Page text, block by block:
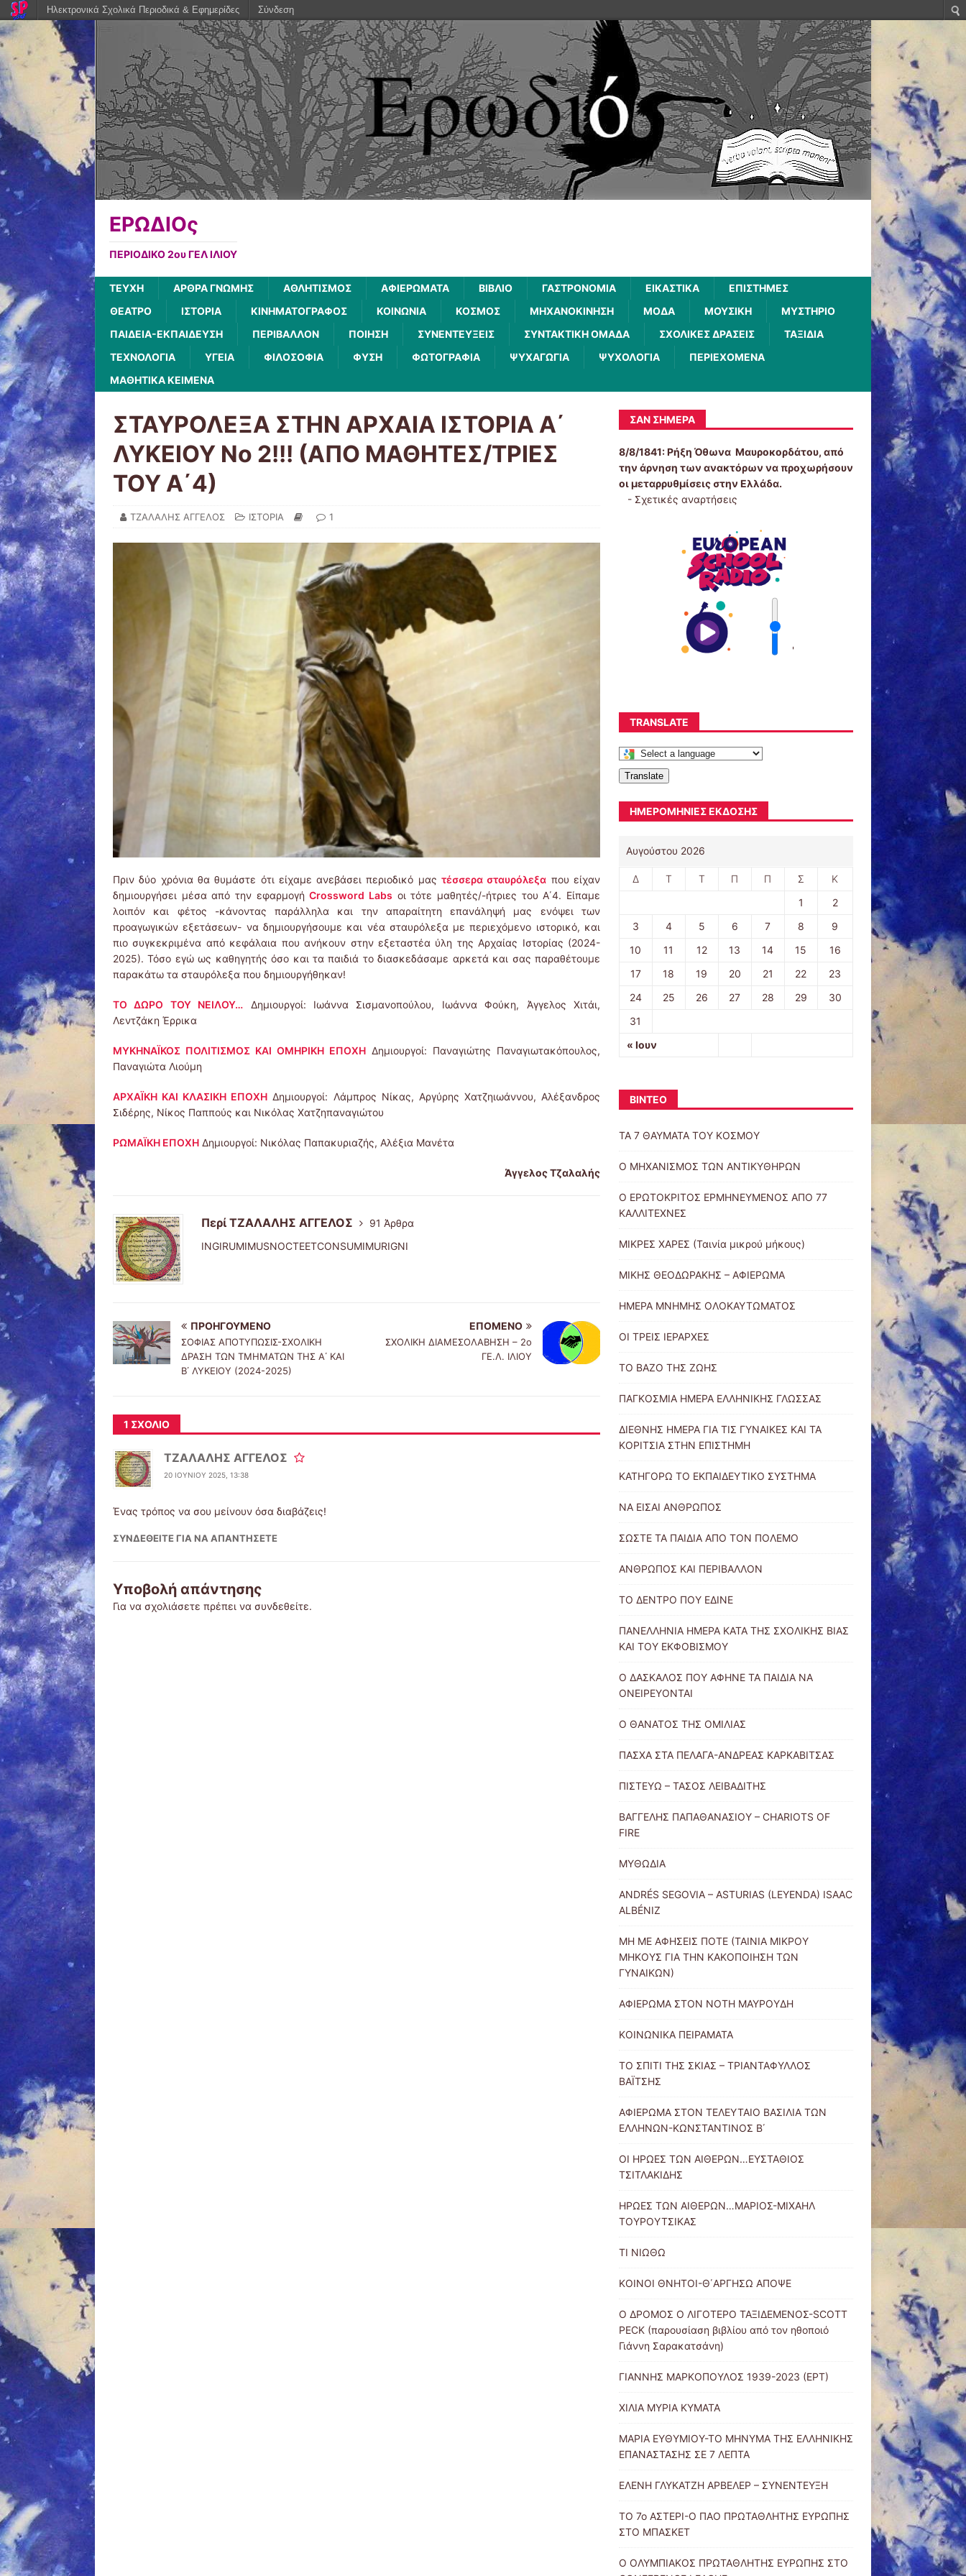
ΕΡΩΔΙΟς
ΠΕΡΙΟΔΙΚΟ 2ου ΓΕΛ ΙΛΙΟΥ
ΤΕΥΧΗ ΑΡΘΡΑ ΓΝΩΜΗΣ ΑΘΛΗΤΙΣΜΟΣ ΑΦΙΕΡΩΜΑΤΑ ΒΙΒΛΙΟ ΓΑΣΤΡΟΝΟΜΙΑ ΕΙΚΑΣΤΙΚΑ
ΕΠΙΣΤΗΜΕΣ
ΘΕΑΤΡΟ
ΙΣΤΟΡΙΑ ΚΙΝΗΜΑΤΟΓΡΑΦΟΣ ΚΟΙΝΩΝΙΑ ΚΟΣΜΟΣ ΜΗΧΑΝΟΚΙΝΗΣΗ ΜΟΔΑ ΜΟΥΣΙΚΗ
ΜΥΣΤΗΡΙΟ
ΠΑΙΔΕΙΑ-ΕΚΠΑΙΔΕΥΣΗ
ΠΕΡΙΒΑΛΛΟΝ ΠΟΙΗΣΗ ΣΥΝΕΝΤΕΥΞΕΙΣ ΣΥΝΤΑΚΤΙΚΗ ΟΜΑΔΑ ΣΧΟΛΙΚΕΣ ΔΡΑΣΕΙΣ
ΤΑΞΙΔΙΑ
ΤΕΧΝΟΛΟΓΙΑ
ΥΓΕΙΑ ΦΙΛΟΣΟΦΙΑ ΦΥΣΗ ΦΩΤΟΓΡΑΦΙΑ ΨΥΧΑΓΩΓΙΑ ΨΥΧΟΛΟΓΙΑ
ΠΕΡΙΕΧΟΜΕΝΑ
ΜΑΘΗΤΙΚΑ ΚΕΙΜΕΝΑ
ΣΤΑΥΡΟΛΕΞΑ ΣΤΗΝ ΑΡΧΑΙΑ ΙΣΤΟΡΙΑ Α΄
ΛΥΚΕΙΟΥ Νο 2!!! (ΑΠΟ ΜΑΘΗΤΕΣ/ΤΡΙΕΣ
ΤΟΥ Α΄4)
ΤΖΑΛΑΛΗΣ ΑΓΓΕΛΟΣ ΙΣΤΟΡΙΑ 1
Πριν δύο χρόνια θα θυμάστε ότι είχαμε ανεβάσει περιοδικό μαςτέσσερα σταυρόλεξα που είχαν
δημιουργήσει μέσα από την εφαρμογήCrossword Labs οι τότε μαθητές/-ήτριες του Α΄4. Είπαμε
λοιπόν και φέτος -κάνοντας παράλληλα και την απαραίτητη επανάληψή μας ενόψει των
προαγωγικών εξετάσεων- να δημιουργήσουμε και νέα σταυρόλεξα με περιεχόμενο ιστορικό, και
πιο συγκεκριμένα από κεφάλαια που ανήκουν στην εξεταστέα ύλη της Αρχαίας Ιστορίας (2024-
2025). Τόσο εγώ ως καθηγητής όσο και τα παιδιά το διασκεδάσαμε αρκετά και σας παραθέτουμε
παρακάτω τα σταυρόλεξα που δημιουργήθηκαν!
ΤΟ ΔΩΡΟ ΤΟΥ ΝΕΙΛΟΥ… Δημιουργοί: Ιωάννα Σισμανοπούλου, Ιωάννα Φούκη, Άγγελος Χιτάι,
Λεντζάκη Έρρικα
ΜΥΚΗΝΑΪΚΟΣ ΠΟΛΙΤΙΣΜΟΣ ΚΑΙ ΟΜΗΡΙΚΗ ΕΠΟΧΗ Δημιουργοί: Παναγιώτης Παναγιωτακόπουλος,
Παναγιώτα Λιούμη
ΑΡΧΑΪΚΗ ΚΑΙ ΚΛΑΣΙΚΗ ΕΠΟΧΗ Δημιουργοί: Λάμπρος Νίκας, Αργύρης Χατζηιωάννου, Αλέξανδρος
Σιδέρης, Νίκος Παππούς και Νικόλας Χατζηπαναγιώτου
ΡΩΜΑΪΚΗ ΕΠΟΧΗ Δημιουργοί: Νικόλας Παπακυριαζής, Αλέξια Μανέτα
Άγγελος Τζαλαλής
Περί ΤΖΑΛΑΛΗΣ ΑΓΓΕΛΟΣ
91 Άρθρα
INGIRUMIMUSNOCTEETCONSUMIMURIGNI
ΠΡΟΗΓΟΎΜΕΝΟ
ΣΟΦΙΑΣ ΑΠΟΤΥΠΩΣΙΣ-ΣΧΟΛΙΚΗ
ΔΡΑΣΗ ΤΩΝ ΤΜΗΜΑΤΩΝ ΤΗΣ Α΄ ΚΑΙ
Β΄ ΛΥΚΕΙΟΥ (2024-2025)
ΕΠΌΜΕΝΟ
ΣΧΟΛΙΚΗ ΔΙΑΜΕΣΟΛΑΒΗΣΗ – 2ο
ΓΕ.Λ. ΙΛΙΟΥ
1 ΣΧΌΛΙΟ
ΤΖΑΛΑΛΗΣ ΑΓΓΕΛΟΣ
20 ΙΟΥΝΊΟΥ 2025, 13:38
Ένας τρόπος να σου μείνουν όσα διαβάζεις!
ΣΥΝΔΕΘΕΊΤΕ ΓΙΑ ΝΑ ΑΠΑΝΤΉΣΕΤΕ
Υποβολή απάντησης
Για να σχολιάσετε πρέπει να συνδεθείτε.
ΣΑΝ ΣΉΜΕΡΑ
8/8/1841:Ρήξη Όθωνα  Μαυροκορδάτου, από
την άρνηση των ανακτόρων να προχωρήσουν
οι μεταρρυθμίσεις στην Ελλάδα.
- Σχετικές αναρτήσεις
'
TRANSLATE
Translate
ΗΜΕΡΟΜΗΝΊΕΣ ΈΚΔΟΣΗΣ
Αυγούστου 2026
Δ Τ Τ Π Π Σ Κ
« Ιουν
1
2
3
4 5 6 7 8
9
10
11 12 13 14 15
16
17
18 19 20 21 22
23
24
25 26 27 28 29
30
31
ΒΙΝΤΕΟ
ΤΑ 7 ΘΑΥΜΑΤΑ ΤΟΥ ΚΟΣΜΟΥ
Ο ΜΗΧΑΝΙΣΜΟΣ ΤΩΝ ΑΝΤΙΚΥΘΗΡΩΝ
Ο ΕΡΩΤΟΚΡΙΤΟΣ ΕΡΜΗΝΕΥΜΕΝΟΣ ΑΠΟ 77
ΚΑΛΛΙΤΕΧΝΕΣ
ΜΙΚΡΕΣ ΧΑΡΕΣ (Ταινία μικρού μήκους)
ΜΙΚΗΣ ΘΕΟΔΩΡΑΚΗΣ – ΑΦΙΕΡΩΜΑ
ΗΜΕΡΑ ΜΝΗΜΗΣ ΟΛΟΚΑΥΤΩΜΑΤΟΣ
ΟΙ ΤΡΕΙΣ ΙΕΡΑΡΧΕΣ
ΤΟ ΒΑΖΟ ΤΗΣ ΖΩΗΣ
ΠΑΓΚΟΣΜΙΑ ΗΜΕΡΑ ΕΛΛΗΝΙΚΗΣ ΓΛΩΣΣΑΣ
ΔΙΕΘΝΗΣ ΗΜΕΡΑ ΓΙΑ ΤΙΣ ΓΥΝΑΙΚΕΣ ΚΑΙ ΤΑ
ΚΟΡΙΤΣΙΑ ΣΤΗΝ ΕΠΙΣΤΗΜΗ
ΚΑΤΗΓΟΡΩ ΤΟ ΕΚΠΑΙΔΕΥΤΙΚΟ ΣΥΣΤΗΜΑ
ΝΑ ΕΙΣΑΙ ΑΝΘΡΩΠΟΣ
ΣΩΣΤΕ ΤΑ ΠΑΙΔΙΑ ΑΠΟ ΤΟΝ ΠΟΛΕΜΟ
ΑΝΘΡΩΠΟΣ ΚΑΙ ΠΕΡΙΒΑΛΛΟΝ
ΤΟ ΔΕΝΤΡΟ ΠΟΥ ΕΔΙΝΕ
ΠΑΝΕΛΛΗΝΙΑ ΗΜΕΡΑ ΚΑΤΑ ΤΗΣ ΣΧΟΛΙΚΗΣ ΒΙΑΣ
ΚΑΙ ΤΟΥ ΕΚΦΟΒΙΣΜΟΥ
Ο ΔΑΣΚΑΛΟΣ ΠΟΥ ΑΦΗΝΕ ΤΑ ΠΑΙΔΙΑ ΝΑ
ΟΝΕΙΡΕΥΟΝΤΑΙ
Ο ΘΑΝΑΤΟΣ ΤΗΣ ΟΜΙΛΙΑΣ
ΠΑΣΧΑ ΣΤΑ ΠΕΛΑΓΑ-ΑΝΔΡΕΑΣ ΚΑΡΚΑΒΙΤΣΑΣ
ΠΙΣΤΕΥΩ – ΤΑΣΟΣ ΛΕΙΒΑΔΙΤΗΣ
ΒΑΓΓΕΛΗΣ ΠΑΠΑΘΑΝΑΣΙΟΥ – CHARIOTS OF
FIRE
ΜΥΘΩΔΙΑ
ANDRÉS SEGOVIA – ASTURIAS (LEYENDA) ISAAC
ALBÉNIZ
ΜΗ ΜΕ ΑΦΗΣΕΙΣ ΠΟΤΕ (ΤΑΙΝΙΑ ΜΙΚΡΟΥ
ΜΗΚΟΥΣ ΓΙΑ ΤΗΝ ΚΑΚΟΠΟΙΗΣΗ ΤΩΝ
ΓΥΝΑΙΚΩΝ)
ΑΦΙΕΡΩΜΑ ΣΤΟΝ ΝΟΤΗ ΜΑΥΡΟΥΔΗ
ΚΟΙΝΩΝΙΚΑ ΠΕΙΡΑΜΑΤΑ
ΤΟ ΣΠΙΤΙ ΤΗΣ ΣΚΙΑΣ – ΤΡΙΑΝΤΑΦΥΛΛΟΣ
ΒΑΪΤΣΗΣ
ΑΦΙΕΡΩΜΑ ΣΤΟΝ ΤΕΛΕΥΤΑΙΟ ΒΑΣΙΛΙΑ ΤΩΝ
ΕΛΛΗΝΩΝ-ΚΩΝΣΤΑΝΤΙΝΟΣ Β΄
ΟΙ ΗΡΩΕΣ ΤΩΝ ΑΙΘΕΡΩΝ…ΕΥΣΤΑΘΙΟΣ
ΤΣΙΤΛΑΚΙΔΗΣ
ΗΡΩΕΣ ΤΩΝ ΑΙΘΕΡΩΝ…ΜΑΡΙΟΣ-ΜΙΧΑΗΛ
ΤΟΥΡΟΥΤΣΙΚΑΣ
ΤΙ ΝΙΩΘΩ
ΚΟΙΝΟΙ ΘΝΗΤΟΙ-Θ΄ΑΡΓΗΣΩ ΑΠΟΨΕ
Ο ΔΡΟΜΟΣ Ο ΛΙΓΟΤΕΡΟ ΤΑΞΙΔΕΜΕΝΟΣ-SCOTT
PECK (παρουσίαση βιβλίου από τον ηθοποιό
Γιάννη Σαρακατσάνη)
ΓΙΑΝΝΗΣ ΜΑΡΚΟΠΟΥΛΟΣ 1939-2023 (ΕΡΤ)
ΧΙΛΙΑ ΜΥΡΙΑ ΚΥΜΑΤΑ
ΜΑΡΙΑ ΕΥΘΥΜΙΟΥ-ΤΟ ΜΗΝΥΜΑ ΤΗΣ ΕΛΛΗΝΙΚΗΣ
ΕΠΑΝΑΣΤΑΣΗΣ ΣΕ 7 ΛΕΠΤΑ
ΕΛΕΝΗ ΓΛΥΚΑΤΖΗ ΑΡΒΕΛΕΡ – ΣΥΝΕΝΤΕΥΞΗ
ΤΟ 7ο ΑΣΤΕΡΙ-Ο ΠΑΟ ΠΡΩΤΑΘΛΗΤΗΣ ΕΥΡΩΠΗΣ
ΣΤΟ ΜΠΑΣΚΕΤ
Ο ΟΛΥΜΠΙΑΚΟΣ ΠΡΩΤΑΘΛΗΤΗΣ ΕΥΡΩΠΗΣ ΣΤΟ
Ηλεκτρονικά Σχολικά Περιοδικά & Εφημερίδες Σύνδεση